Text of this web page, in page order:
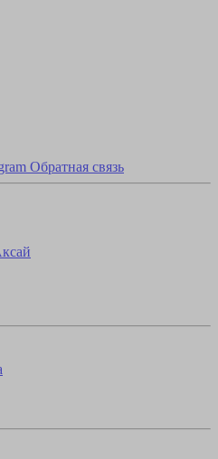
Обратная связь